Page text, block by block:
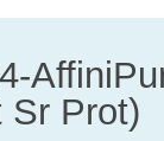
Sr Prot)